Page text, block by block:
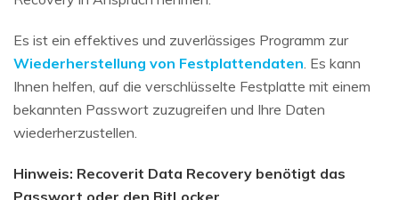
Es ist ein effektives und zuverlässiges Programm zur
Wiederherstellung von Festplattendaten. Es kann
Ihnen helfen, auf die verschlüsselte Festplatte mit einem
bekannten Passwort zuzugreifen und Ihre Daten
wiederherzustellen.
Hinweis: Recoverit Data Recovery benötigt das